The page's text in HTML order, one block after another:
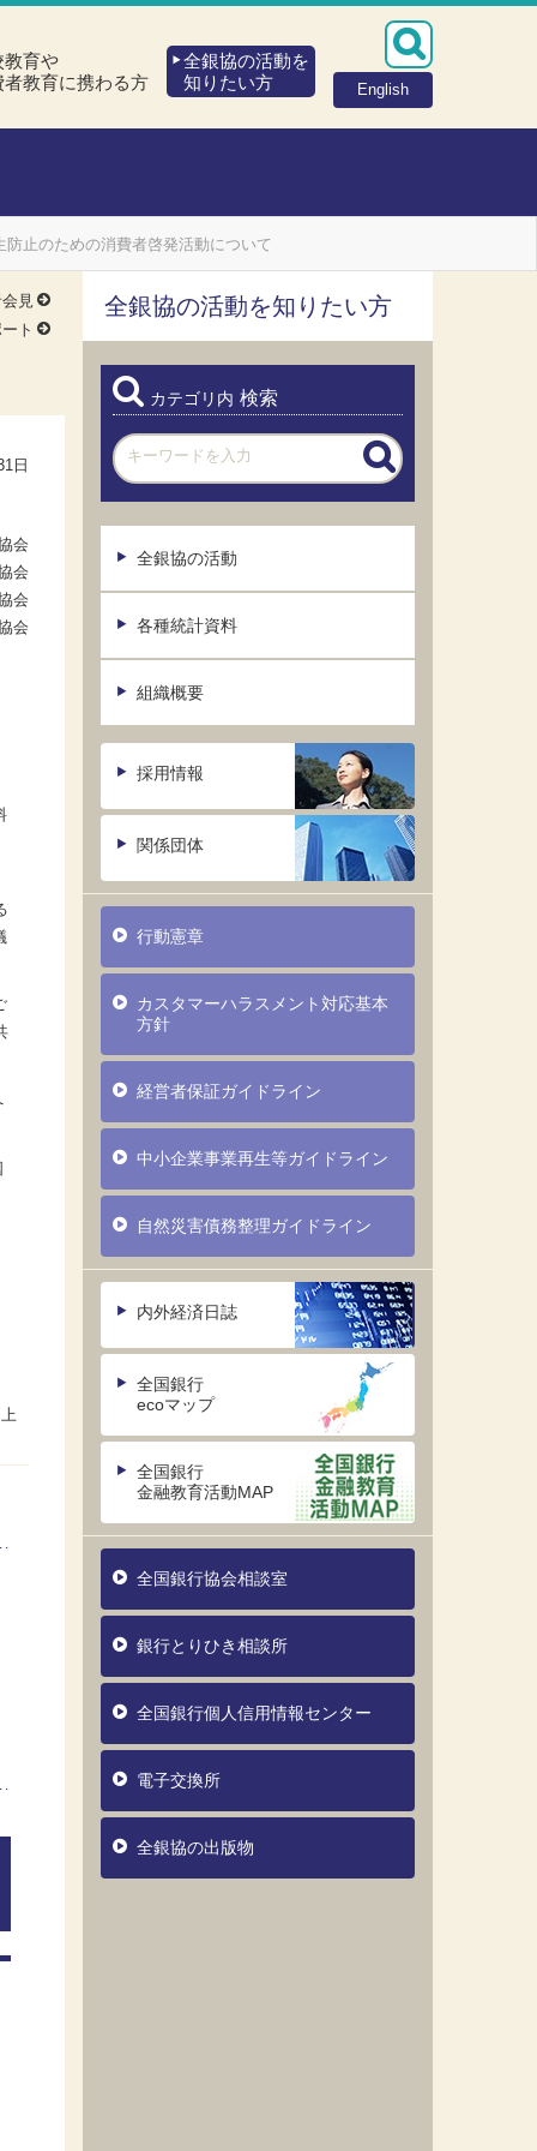
English
教育や
者教育に携わる方
全銀協の活動を
知りたい方
止のための消費者啓発活動について
見
ト
日
会
会
会
会
全銀協の活動を知りたい方
カテゴリ内 検索
全銀協の活動
各種統計資料
組織概要
採用情報
関係団体
行動憲章
カスタマーハラスメント対応基本
方針
経営者保証ガイドライン
中小企業事業再生等ガイドライン
自然災害債務整理ガイドライン
内外経済日誌
全国銀行
ecoマップ
全国銀行
金融教育活動MAP
全国銀行協会相談室
銀行とりひき相談所
全国銀行個人信用情報センター
電子交換所
全銀協の出版物